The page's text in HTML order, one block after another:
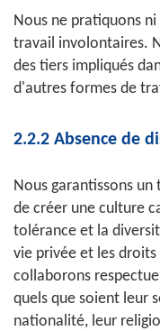
Nous ne pratiquons
travail involontaires.
des tiers impliqués
d'autres formes de
2.2.2 Absence de
Nous garantissons
de créer une culture
tolérance et la
vie privée et les
collaborons
quels que soient leur
nationalité, leur